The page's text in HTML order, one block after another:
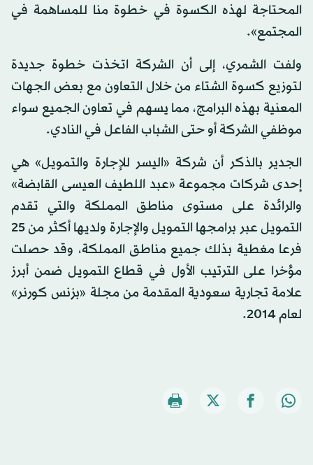
المحتاجة لهذه الكسوة في خطوة منا للمساهمة في
المجتمع».
ولفت الشمري، إلى أن الشركة اتخذت خطوة جديدة
لتوزيع كسوة الشتاء من خلال التعاون مع بعض الجهات
المعنية بهذه البرامج، مما يسهم في تعاون الجميع سواء
موظفي الشركة أو حتى الشباب الفاعل في النادي.
الجدير بالذكر أن شركة «اليسر للإجارة والتمويل» هي
إحدى شركات مجموعة «عبد اللطيف العيسى القابضة»
والرائدة على مستوى مناطق المملكة والتي تقدم
التمويل عبر برامجها التمويل والإجارة ولديها أكثر من 25
فرعا مغطية بذلك جميع مناطق المملكة، وقد حصلت
مؤخرا على الترتيب الأول في قطاع التمويل ضمن أبرز
علامة تجارية سعودية المقدمة من مجلة «بزنس كورنر»
لعام 2014.